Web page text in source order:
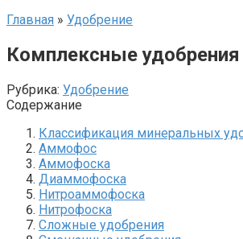
Главная » Удобрение
Комплексные удобрения
Рубрика: Удобрение
Содержание
Классификация минеральных
Аммофос
Аммофоска
Диаммофоска
Нитроаммофоска
Нитрофоска
Сложные удобрения